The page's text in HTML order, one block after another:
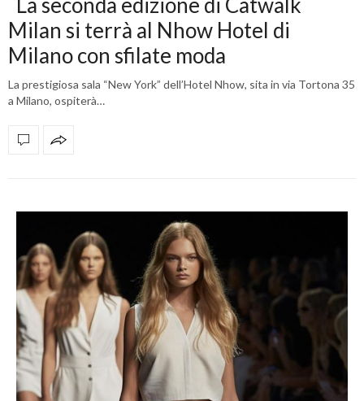
Milan si terrà al Nhow Hotel di
Milano con sfilate moda
La prestigiosa sala “New York” dell’Hotel Nhow, sita in via Tortona 35
a Milano, ospiterà…